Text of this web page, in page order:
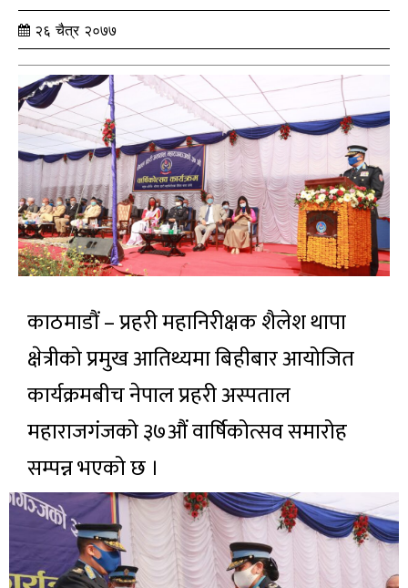
२६ चैत्र २०७७
काठमाडौं – प्रहरी महानिरीक्षक शैलेश थापा
क्षेत्रीको प्रमुख आतिथ्यमा बिहीबार आयोजित
कार्यक्रमबीच नेपाल प्रहरी अस्पताल
महाराजगंजको ३७औं वार्षिकोत्सव समारोह
सम्पन्न भएको छ ।